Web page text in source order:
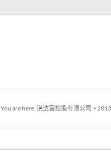
You are here: 滉达富控股有限公司 >